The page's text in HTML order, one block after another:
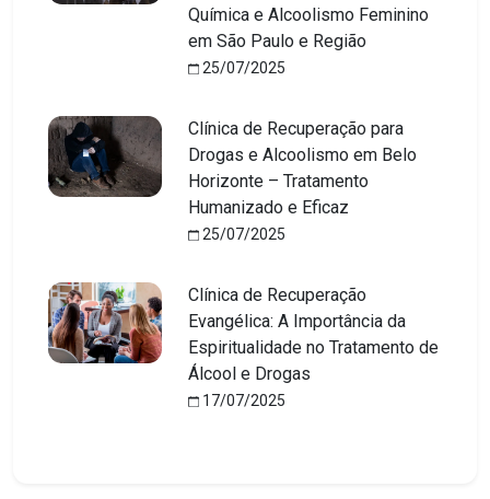
Química e Alcoolismo Feminino
em São Paulo e Região
25/07/2025
Clínica de Recuperação para
Drogas e Alcoolismo em Belo
Horizonte – Tratamento
Humanizado e Eficaz
25/07/2025
Clínica de Recuperação
Evangélica: A Importância da
Espiritualidade no Tratamento de
Álcool e Drogas
17/07/2025